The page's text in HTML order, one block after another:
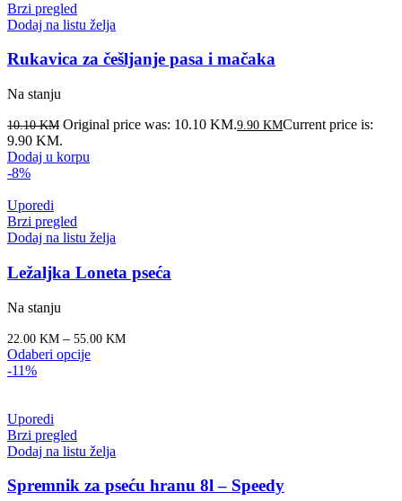
Brzi pregled
Dodaj na listu želja
Rukavica za češljanje pasa i mačaka
Na stanju
10.10KM Original price was: 10.10 KM.9.90 KMCurrent price is:
9.90 KM.
Dodaj u korpu
-8%
Uporedi
Brzi pregled
Dodaj na listu želja
Ležaljka Loneta pseća
Na stanju
22.00 KM – 55.00 KM
Odaberi opcije
-11%
Uporedi
Brzi pregled
Dodaj na listu želja
Spremnik za pseću hranu 8l – Speedy